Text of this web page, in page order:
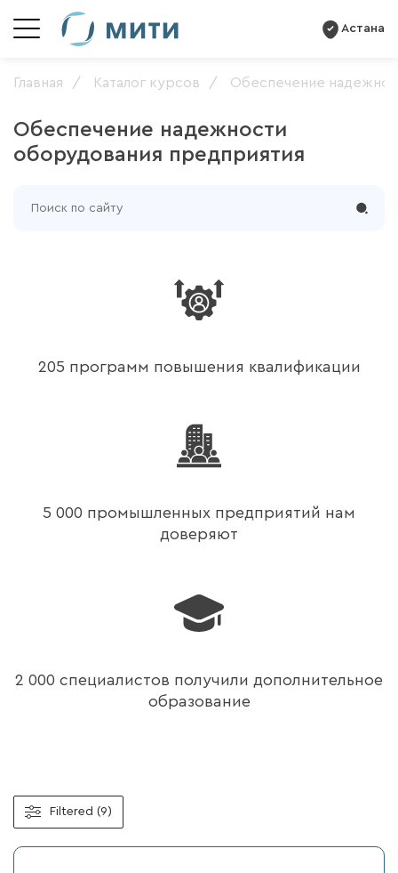
Астана
Главная Каталог курсов Обеспечение
Обеспечение надежности
оборудования предприятия
205 программ повышения квалификации
5 000 промышленных предприятий нам
доверяют
2 000 специалистов получили дополнительное
образование
Filtered (9)